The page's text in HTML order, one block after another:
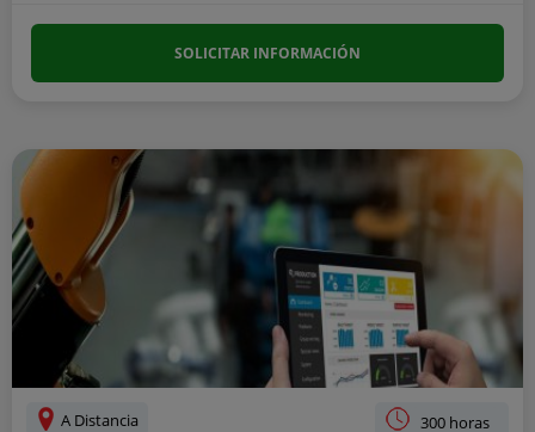
SOLICITAR INFORMACIÓN
A Distancia 300 horas